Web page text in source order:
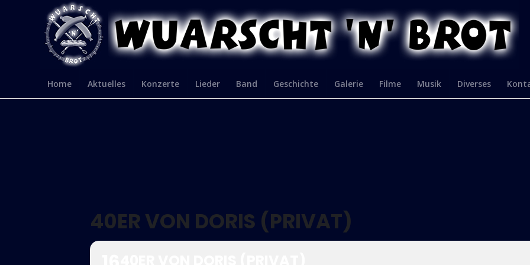
Home Aktuelles Konzerte Lieder Band Geschichte Galerie Filme Musik Diverses
40ER VON DORIS (PRIVAT)